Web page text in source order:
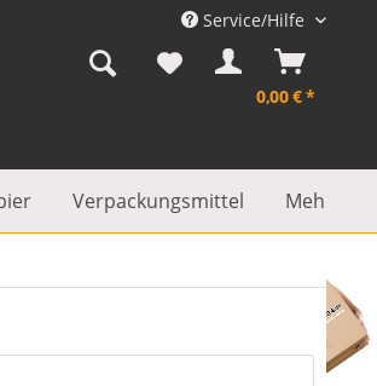
Service/Hilfe
0,00 € *
Verpackungsmittel Mehr...